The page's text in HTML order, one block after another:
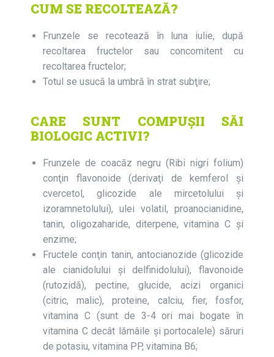
CUM SE RECOLTEAZĂ?
Frunzele se recotează în luna iulie, după
recoltarea fructelor sau concomitent cu
recoltarea fructelor;
Totul se usucă la umbră în strat subţire;
CARE SUNT COMPUȘII SĂI
BIOLOGIC ACTIVI?
Frunzele de coacăz negru (Ribi nigri folium)
conţin flavonoide (derivaţi de kemferol şi
cvercetol, glicozide ale mircetolului şi
izoramnetolului), ulei volatil, proanocianidine,
tanin, oligozaharide, diterpene, vitamina C și
enzime;
Fructele conţin tanin, antocianozide (glicozide
ale cianidolului şi delfinidolului), flavonoide
(rutozidă), pectine, glucide, acizi organici
(citric, malic), proteine, calciu, fier, fosfor,
vitamina C (sunt de 3-4 ori mai bogate în
vitamina C decât lămâile şi portocalele) săruri
de potasiu, vitamina PP, vitamina B6;